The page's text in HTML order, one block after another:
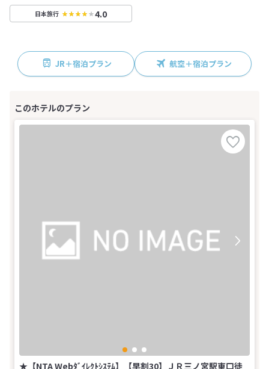
日本旅行 4.0
JR＋宿泊プラン 航空＋宿泊プラン
★【NTA Webﾀﾞｲﾚｸﾄｼｽﾃﾑ】【早割30】ＪＲ三ノ宮駅東口徒